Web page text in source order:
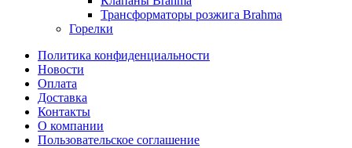
Трансформаторы розжига Brahma
Горелки
Политика конфиденциальности
Новости
Оплата
Доставка
Контакты
О компании
Пользовательское соглашение